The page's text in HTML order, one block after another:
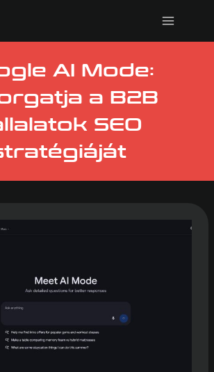
AI Mode:
a B2B
SEO